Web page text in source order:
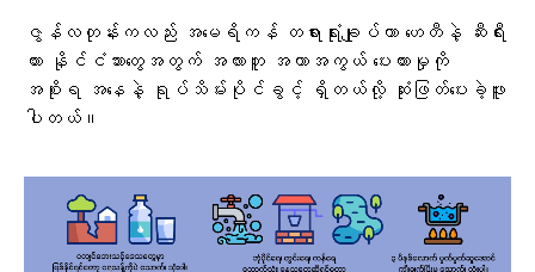
ဇွန်လတုန်းကလည်း အမေရိကန် တရားရုံးချုပ်ဟာ ဟေတီနဲ့ ဆီးရီး
ယား နိုင်ငံသားတွေအတွက် အလားတူ အကာအကွယ် ပေးထားမှုကို
အစိုးရ အနေနဲ့ ရုပ်သိမ်းပိုင်ခွင့် ရှိတယ်လို့ ဆုံးဖြတ်ပေးခဲ့ဖူး
ပါတယ်။